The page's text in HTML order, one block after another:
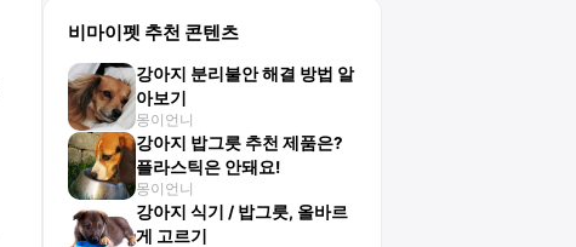
비마이펫 추천 콘텐츠
강아지 분리불안 해결 방법 알
아보기
몽이언니
강아지 밥그릇 추천 제품은?
플라스틱은 안돼요!
몽이언니
강아지 식기 / 밥그릇, 올바르
게 고르기